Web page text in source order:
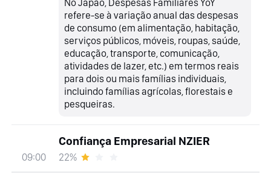
No Japão, Despesas Familiares YoY
refere-se à variação anual das despesas
de consumo (em alimentação, habitação,
serviços públicos, móveis, roupas, saúde,
educação, transporte, comunicação,
atividades de lazer, etc.) em termos reais
para dois ou mais famílias individuais,
incluindo famílias agrícolas, florestais e
pesqueiras.
09:00
Confiança Empresarial NZIER
22%